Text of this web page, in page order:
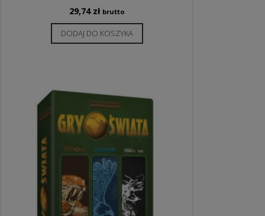
29,74 zł brutto
DODAJ DO KOSZYKA